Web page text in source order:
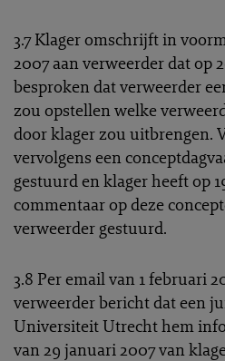
3.7 Klager omschrijft in
2007 aan verweerder dat op
besproken dat verweerder
zou opstellen welke
door klager zou uitbrengen.
vervolgens een
gestuurd en klager heeft op
commentaar op deze
verweerder gestuurd.
3.8 Per email van 1 februari
verweerder bericht dat een
Universiteit Utrecht hem
van 29 januari 2007 van